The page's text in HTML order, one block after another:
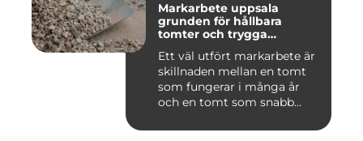
Markarbete uppsala
grunden för hållbara
tomter och trygga
Ett väl utfört markarbete är
skillnaden mellan en tomt
som fungerar i många år
och en tomt som snabb...